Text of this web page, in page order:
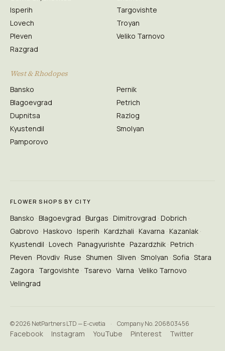
Isperih
Lovech
Pleven
Razgrad
Targovishte
Troyan
Veliko Tarnovo
West & Rhodopes
Bansko
Blagoevgrad
Dupnitsa
Kyustendil
Pamporovo
Pernik
Petrich
Razlog
Smolyan
FLOWER SHOPS BY CITY
Bansko Blagoevgrad Burgas Dimitrovgrad Dobrich
Gabrovo Haskovo Isperih Kardzhali Kavarna Kazanlak
Kyustendil Lovech Panagyurishte Pazardzhik Petrich
Pleven Plovdiv Ruse Shumen Sliven Smolyan Sofia Stara
Zagora Targovishte Tsarevo Varna Veliko Tarnovo
Velingrad
© 2026 NetPartners LTD — E-cvetia · Company No. 206803456
Facebook Instagram YouTube Pinterest Twitter